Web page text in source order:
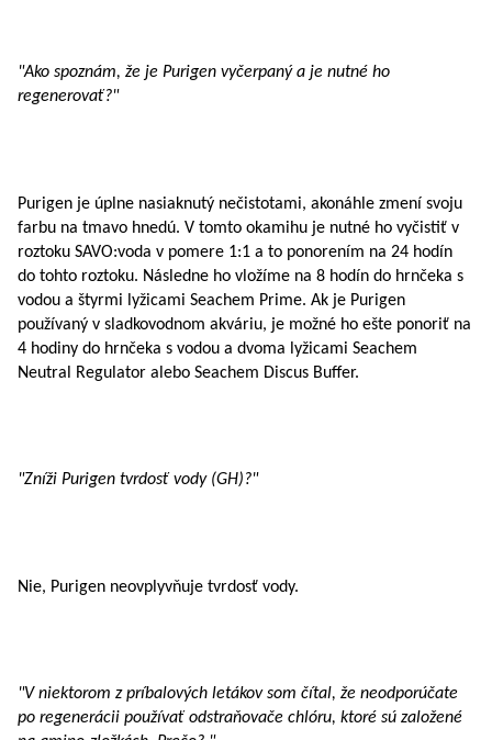
"Ako spoznám, že je Purigen vyčerpaný a je nutné ho
regenerovať?"
Purigen je úplne nasiaknutý nečistotami, akonáhle zmení svoju
farbu na tmavo hnedú. V tomto okamihu je nutné ho vyčistiť v
roztoku SAVO:voda v pomere 1:1 a to ponorením na 24 hodín
do tohto roztoku. Následne ho vložíme na 8 hodín do hrnčeka s
vodou a štyrmi lyžicami Seachem Prime. Ak je Purigen
používaný v sladkovodnom akváriu, je možné ho ešte ponoriť na
4 hodiny do hrnčeka s vodou a dvoma lyžicami Seachem
Neutral Regulator alebo Seachem Discus Buffer.
"Zníži Purigen tvrdosť vody (GH)?"
Nie, Purigen neovplyvňuje tvrdosť vody.
"V niektorom z príbalových letákov som čítal, že neodporúčate
po regenerácii používať odstraňovače chlóru, ktoré sú založené